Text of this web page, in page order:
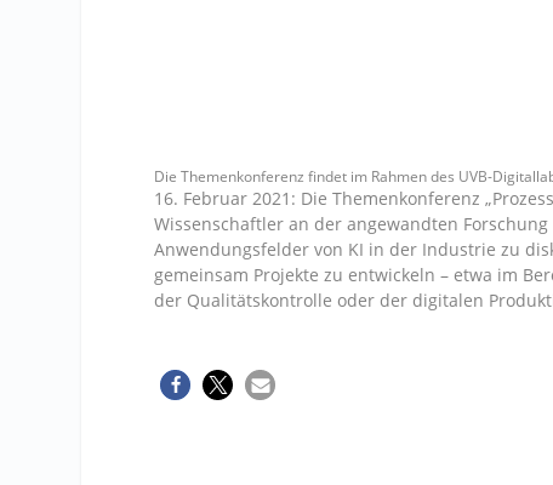
Die Themenkonferenz findet im Rahmen des UVB-
16. Februar 2021: Die Themenkonferenz
Wissenschaftler an der angewandten
Anwendungsfelder von KI in der Industrie zu
gemeinsam Projekte zu entwickeln – etwa im
der Qualitätskontrolle oder der digitalen